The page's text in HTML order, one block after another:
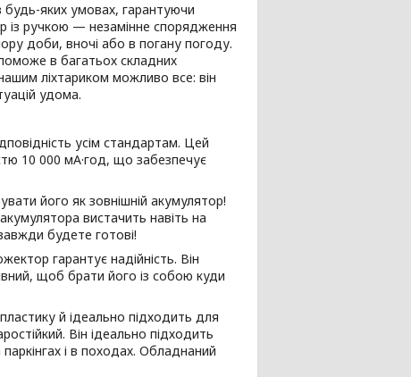
будь-яких умовах, гарантуючи
із ручкою — незамінне спорядження
доби, вночі або в погану погоду.
в багатьох складних
ліхтариком можливо все: він
удома.
усім стандартам. Цей
10 000 мА·год, що забезпечує
його як зовнішній акумулятор!
вистачить навіть на
будете готові!
гарантує надійність. Він
щоб брати його із собою куди
й ідеально підходить для
Він ідеально підходить
і в походах. Обладнаний